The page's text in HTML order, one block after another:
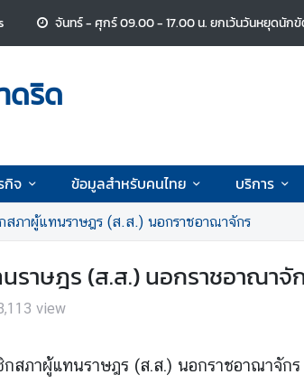
จันทร์ - ศุกร์ 09.00 - 17.00 น.ยกเว้นวันหยุดนัก
ดริด
กิจ ข้อมูลสำหรับคนไทย บริการ
สภาผู้แทนราษฎร (ส.ส.) นอกราชอาณาจักร
ราษฎร (ส.ส.) นอกราชอาณาจั
view
สภาผู้แทนราษฎร (ส.ส.) นอกราชอาณาจัก